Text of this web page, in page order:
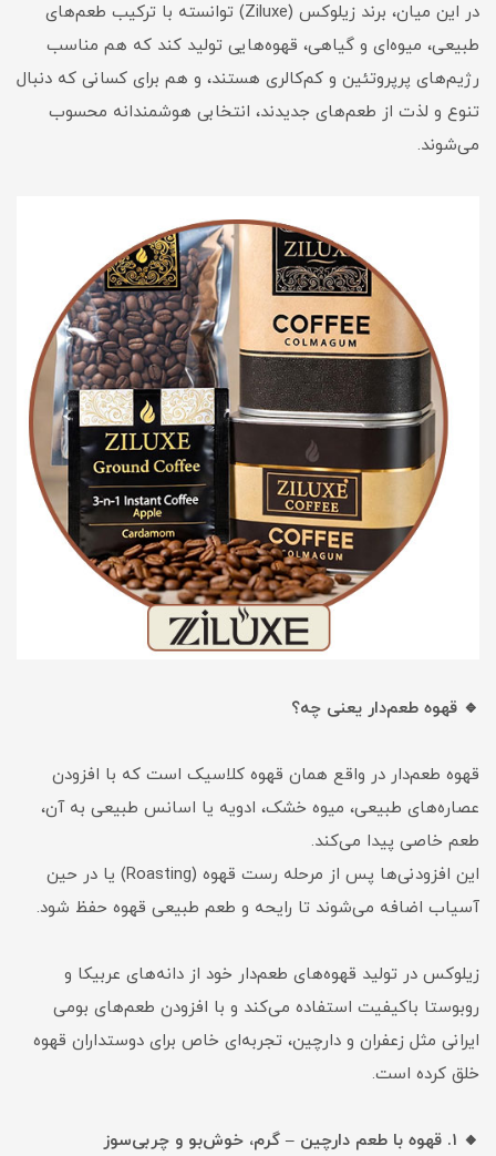
در این میان، برند زیلوکس (Ziluxe) توانسته با ترکیب طعم‌های
طبیعی، میوه‌ای و گیاهی، قهوه‌هایی تولید کند که هم مناسب
رژیم‌های پرپروتئین و کم‌کالری هستند، و هم برای کسانی که دنبال
تنوع و لذت از طعم‌های جدیدند، انتخابی هوشمندانه محسوب
می‌شوند.
🔹 قهوه طعم‌دار یعنی چه؟
قهوه طعم‌دار در واقع همان قهوه کلاسیک است که با افزودن
عصاره‌های طبیعی، میوه خشک، ادویه یا اسانس طبیعی به آن،
طعم خاصی پیدا می‌کند.
این افزودنی‌ها پس از مرحله رست قهوه (Roasting) یا در حین
آسیاب اضافه می‌شوند تا رایحه و طعم طبیعی قهوه حفظ شود.
زیلوکس در تولید قهوه‌های طعم‌دار خود از دانه‌های عربیکا و
روبوستا باکیفیت استفاده می‌کند و با افزودن طعم‌های بومی
ایرانی مثل زعفران و دارچین، تجربه‌ای خاص برای دوستداران قهوه
خلق کرده است.
🔸 ۱. قهوه با طعم دارچین – گرم، خوش‌بو و چربی‌سوز